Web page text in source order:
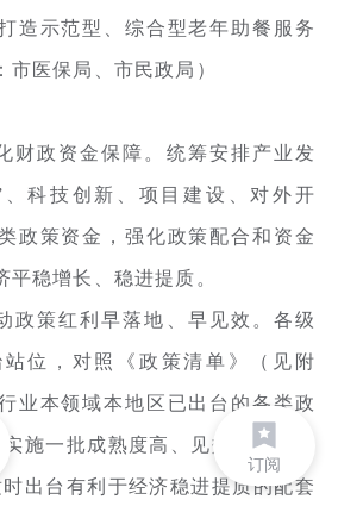
造示范型、综合型老年助餐服务
医保局、市民政局）
财政资金保障。统筹安排产业发
、科技创新、项目建设、对外开
政策资金，强化政策配合和资金
稳增长、稳进提质。
政策红利早落地、早见效。各级
位，对照《政策清单》（见附
业本领域本地区已出台的各类政
实施一批成熟度高、见效快的政策
出台有利于经济稳进提质的配套
订阅